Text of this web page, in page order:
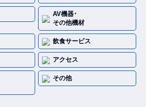
AV機器･
その他機材
飲食サービス
アクセス
その他